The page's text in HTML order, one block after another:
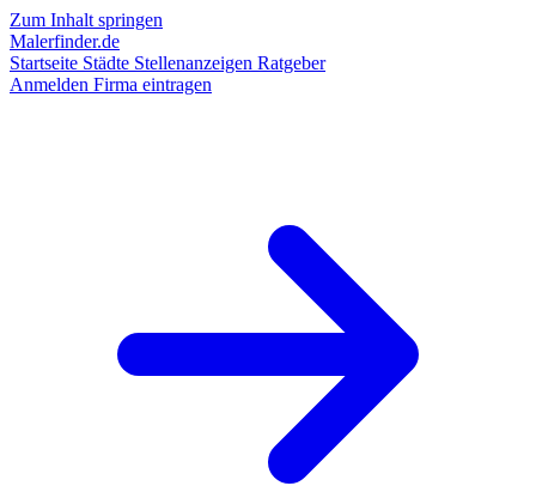
Zum Inhalt springen
Malerfinder.de
Startseite Städte Stellenanzeigen Ratgeber
Anmelden Firma eintragen